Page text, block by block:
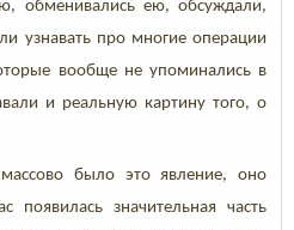
обменивались ею, обсуждали,
узнавать про многие операции
вообще не упоминались в
и реальную картину того, о
было это явление, оно
значительная часть